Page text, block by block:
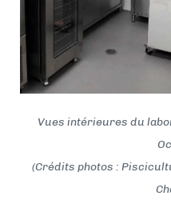
Vues intérieures du
(Crédits photos :